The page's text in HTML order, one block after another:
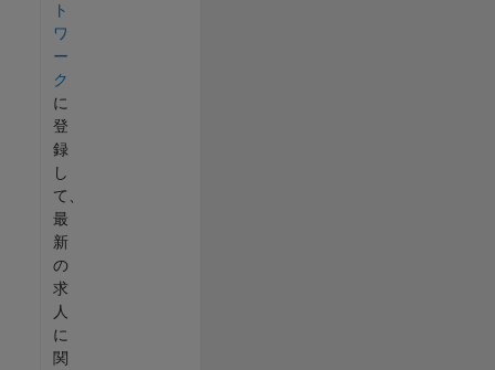
ト
ワ
ー
ク
に
登
録
し
て、
最
新
の
求
人
に
関